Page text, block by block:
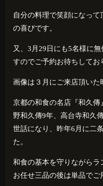
自分の料理で笑顔になっ
の喜びです。
又、3月29日にも5名様に
すのでご予約お待ちしてお
画像は３月にご来店頂いた
京都の和食の名店『和久傳
野和久傳9年、高台寺和久
世話になり、昨年6 月に二
た。
和食の基本を守りながら
お任せ三品の後は単品でご